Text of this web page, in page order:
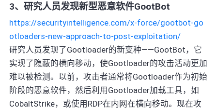
3、研究人员发现新型恶意软件GootBot
https://securityintelligence.com/x-force/gootbot-go
otloaders-new-approach-to-post-exploitation/
研究人员发现了Gootloader的新变种——GootBot，它
实现了隐蔽的横向移动，使Gootloader的攻击活动更加
难以被检测。以前，攻击者通常将Gootloader作为初始
阶段的恶意软件，然后利用Gootloader加载工具，如
CobaltStrike，或使用RDP在内网在横向移动。现在攻